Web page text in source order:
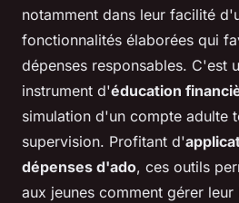
notamment dans leur facilité
fonctionnalités élaborées qui
dépenses responsables. C'est
instrument d'éducation
simulation d'un compte adulte
supervision. Profitant d'
dépenses d'ado, ces outils
aux jeunes comment gérer